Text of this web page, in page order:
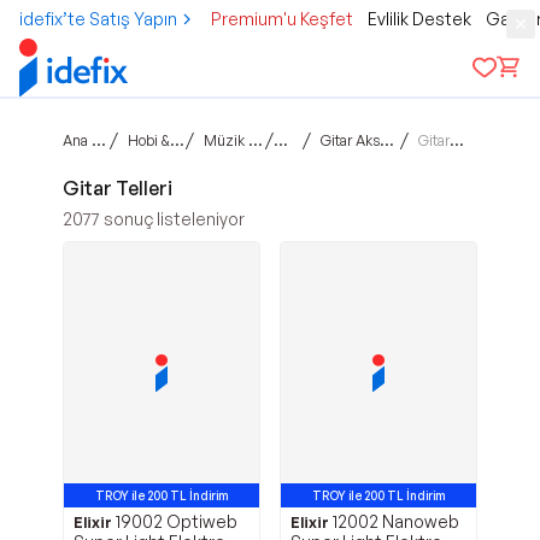
idefix’te Satış Yapın Premium'u Keşfet Evlilik Destek
Ana sayfa / Hobi & Kültür / Müzik Aletleri /Gitar
/ Gitar Aksesuarları / Gitar Telleri
Gitar Telleri
2077 sonuç listeleniyor
TROY ile 200 TL İndirim
Elixir 19002 Optiweb
TROY ile 200 TL İndirim
En Çok Satan 3. Ürün
Elixir 12002 Nanoweb